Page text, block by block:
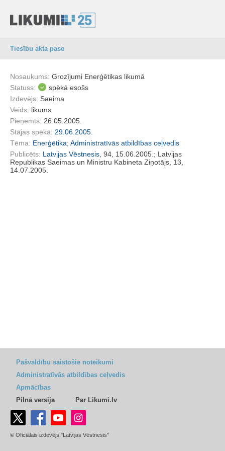
Tiesību akta pase
Nosaukums: Grozījumi Enerģētikas likumā
Statuss:
spēkā esošs
Izdevējs: Saeima
Veids: likums
Pieņemts: 26.05.2005.
Stājas spēkā: 29.06.2005.
Tēma: Enerģētika; Administratīvās atbildības ceļvedis
Publicēts: Latvijas Vēstnesis , 94, 15.06.2005.; Latvijas
Republikas Saeimas un Ministru Kabineta Ziņotājs, 13,
14.07.2005.
Pašvaldību saistošie noteikumi
Administratīvās atbildības ceļvedis
Apmācības
Pilnā versija
Par Likumi.lv
© Oficiālais izdevējs "Latvijas Vēstnesis"